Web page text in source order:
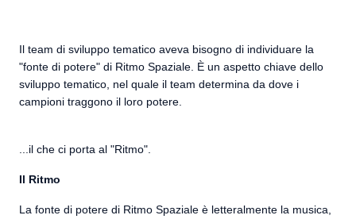
Il team di sviluppo tematico aveva bisogno di individuare la
"fonte di potere" di Ritmo Spaziale. È un aspetto chiave dello
sviluppo tematico, nel quale il team determina da dove i
campioni traggono il loro potere.
...il che ci porta al "Ritmo".
Il Ritmo
La fonte di potere di Ritmo Spaziale è letteralmente la musica,